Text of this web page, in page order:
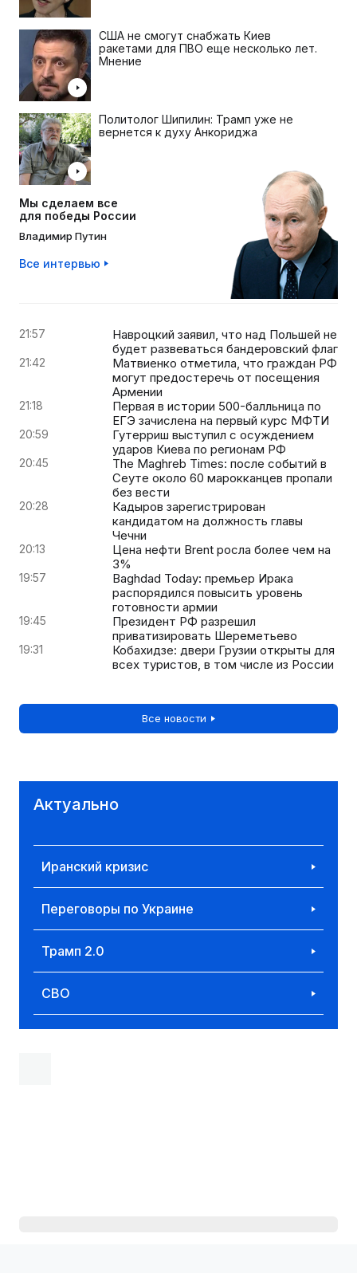
США не смогут снабжать Киев
ракетами для ПВО еще несколько лет.
Мнение
Политолог Шипилин: Трамп уже не
вернется к духу Анкориджа
Мы сделаем все
для победы России
Владимир Путин
Все интервью
21:57
Навроцкий заявил, что над Польшей не
будет развеваться бандеровский флаг
21:42
Матвиенко отметила, что граждан РФ
могут предостеречь от посещения
Армении
21:18
Первая в истории 500-балльница по
ЕГЭ зачислена на первый курс МФТИ
20:59
Гутерриш выступил с осуждением
ударов Киева по регионам РФ
20:45
The Maghreb Times: после событий в
Сеуте около 60 марокканцев пропали
без вести
20:28
Кадыров зарегистрирован
кандидатом на должность главы
Чечни
20:13
Цена нефти Brent росла более чем на
3%
19:57
Baghdad Today: премьер Ирака
распорядился повысить уровень
готовности армии
19:45
Президент РФ разрешил
приватизировать Шереметьево
19:31
Кобахидзе: двери Грузии открыты для
всех туристов, в том числе из России
Все новости
Актуально
Иранский кризис
Переговоры по Украине
Трамп 2.0
СВО